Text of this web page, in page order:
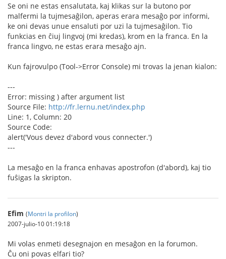
Se oni ne estas ensalutata, kaj klikas sur la butono por
malfermi la tujmesaĝilon, aperas erara mesaĝo por informi,
ke oni devas unue ensaluti por uzi la tujmesaĝilon. Tio
funkcias en ĉiuj lingvoj (mi kredas), krom en la franca. En la
franca lingvo, ne estas erara mesaĝo ajn.
Kun fajrovulpo (Tool->Error Console) mi trovas la jenan kialon:
---
Error: missing ) after argument list
Source File: http://fr.lernu.net/index.php
Line: 1, Column: 20
Source Code:
alert('Vous devez d'abord vous connecter.')
---
La mesaĝo en la franca enhavas apostrofon (d'abord), kaj tio
fuŝigas la skripton.
Efim (Montri la profilon)
2007-julio-10 01:19:18
Mi volas enmeti desegnajon en mesaĝon en la forumon.
Ĉu oni povas elfari tio?